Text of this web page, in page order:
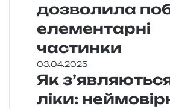
дозволила
елементарні
частинки
03.04.2025
Як
ліки: